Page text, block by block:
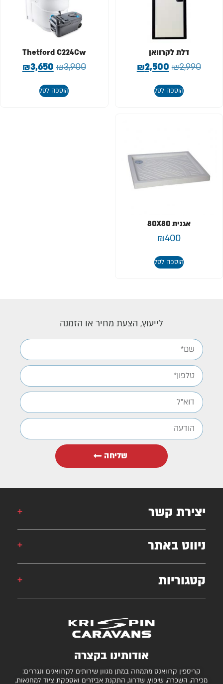
דלת לקרוואן
₪2,990
₪2,500
הוספה לסל
Thetford C224Cw
₪3,900
₪3,650
הוספה לסל
אגנית 80X80
₪400
הוספה לסל
לייעוץ, הצעת מחיר או הזמנה
שליחה
יצירת קשר
אורן: 052-6868777
krispincaravans@gmail.com
עצמונה 16, אזה"ת מישור אדומים
ניווט באתר
קרוואן
השירותים שלנו
חניונים מומלצים
יצירת קשר
קטגוריות
ציוד ואביזרים נלווים
אודותינו בקצרה
קריספין קרוואנס מתמחה במתן מגוון שירותים לקרוואנים ונגררים:
מכירה, השכרה, שיפוץ, שדרוג, התקנת אביזרים ואספקת ציוד למחנאות,